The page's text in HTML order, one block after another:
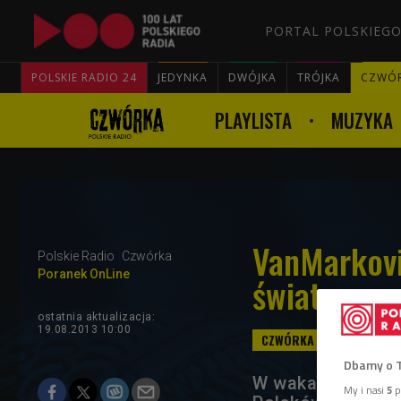
PORTAL
POLSKIE RADIO 24 JEDYNKA DWÓJKA TRÓJKA
PLAYLISTA MUZYKA
Polskie Radio
Czwórka
Poranek OnLine
świat
ostatnia aktualizacja:
19.08.2013 10:00
W wakacyjnym
Dbamy o
My i nasi 5